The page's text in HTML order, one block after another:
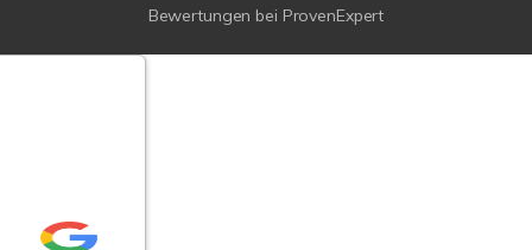
Bewertungen bei ProvenExpert